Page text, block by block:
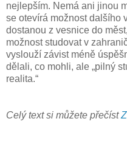
nejlepším. Nemá ani jinou
se otevírá možnost dalšího
dostanou z vesnice do
možnost studovat v
vyslouží závist méně
dělali, co mohli, ale „pilný
realita.“
Celý text si můžete přečíst